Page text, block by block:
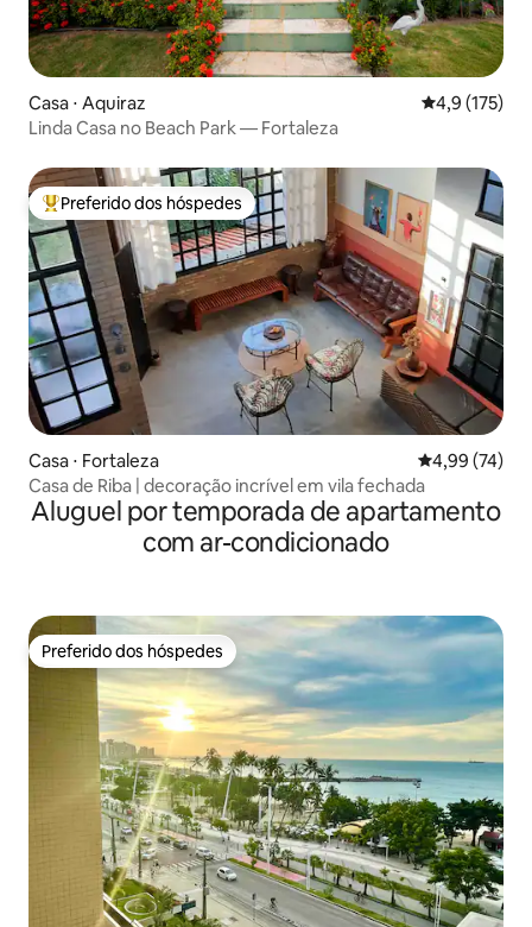
Casa ⋅ Aquiraz 4,9 de uma
4,9 (175)
Linda Casa no Beach Park — Fortaleza
Entre os melhores preferidos dos hóspedes
Preferido dos hóspedes
Casa ⋅ Fortaleza 4,99 de uma
4,99 (74)
Casa de Riba | decoração incrível em vila fechada
Aluguel por temporada de apartamento
com ar-condicionado
Preferido dos hóspedes
Preferido dos hóspedes